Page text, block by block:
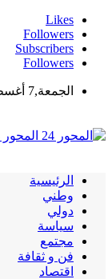
Likes
Followers
Subscribers
Followers
الجمعة,7 أغسطس, 2026
المحور 24 - جريدة إلكترونية مغربية مستقلة
الرئيسية
وطني
دولي
سياسة
مجتمع
فن و ثقافة
اقتصاد